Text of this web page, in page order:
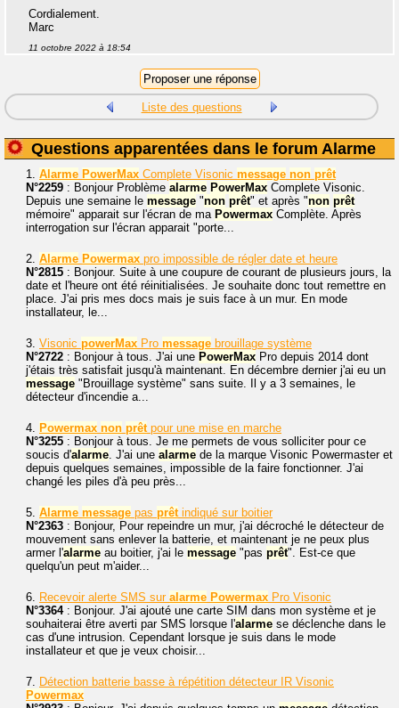
Cordialement.
Marc
11 octobre 2022 à 18:54
Liste des questions
Questions apparentées dans le forum Alarme
1. Alarme PowerMax Complete Visonic message non prêt
N°2259 : Bonjour Problème alarme PowerMax Complete Visonic.
Depuis une semaine le message "non prêt" et après "non prêt
mémoire" apparait sur l'écran de ma Powermax Complète. Après
interrogation sur l'écran apparait "porte...
2. Alarme Powermax pro impossible de régler date et heure
N°2815 : Bonjour. Suite à une coupure de courant de plusieurs jours, la
date et l'heure ont été réinitialisées. Je souhaite donc tout remettre en
place. J'ai pris mes docs mais je suis face à un mur. En mode
installateur, le...
3. Visonic powerMax Pro message brouillage système
N°2722 : Bonjour à tous. J'ai une PowerMax Pro depuis 2014 dont
j'étais très satisfait jusqu'à maintenant. En décembre dernier j'ai eu un
message "Brouillage système" sans suite. Il y a 3 semaines, le
détecteur d'incendie a...
4. Powermax non prêtpour une mise en marche
N°3255 : Bonjour à tous. Je me permets de vous solliciter pour ce
soucis d'alarme. J'ai une alarme de la marque Visonic Powermaster et
depuis quelques semaines, impossible de la faire fonctionner. J'ai
changé les piles d'à peu près...
5. Alarme message pas prêtindiqué sur boitier
N°2363 : Bonjour, Pour repeindre un mur, j'ai décroché le détecteur de
mouvement sans enlever la batterie, et maintenant je ne peux plus
armer l'alarme au boitier, j'ai le message "pas prêt". Est-ce que
quelqu'un peut m'aider...
6. Recevoir alerte SMS sur alarme Powermax Pro Visonic
N°3364: Bonjour. J'ai ajouté une carte SIM dans mon système et je
souhaiterai être averti par SMS lorsque l'alarme se déclenche dans le
cas d'une intrusion. Cependant lorsque je suis dans le mode
installateur et que je veux choisir...
7. Détection batterie basse à répétition détecteur IR Visonic
Powermax